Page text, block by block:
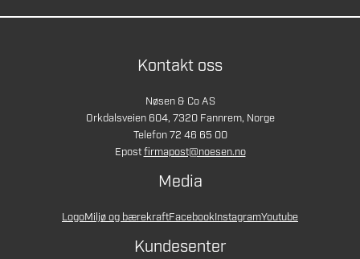
Kontakt oss
Nøsen & Co AS
Orkdalsveien 604, 7320 Fannrem, Norge
Telefon 72 46 65 00
Epostfirmapost@noesen.no
Media
LogoMiljø og bærekraftFacebookInstagramYoutube
Kundesenter